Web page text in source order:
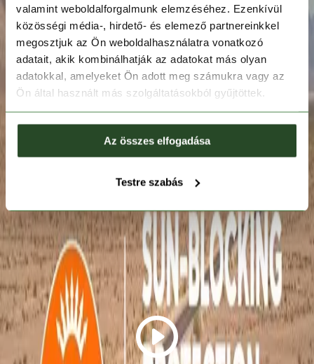
valamint weboldalforgalmunk elemzéséhez. Ezenkívül
közösségi média-, hirdető- és elemező partnereinkkel
megosztjuk az Ön weboldalhasználatra vonatkozó
adatait, akik kombinálhatják az adatokat más olyan
adatokkal, amelyeket Ön adott meg számukra vagy az
Ön által használt más szolgáltatásokból gyűjtöttek.
Az összes elfogadása
Testre szabás